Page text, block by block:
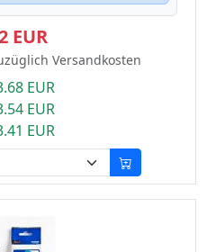
EUR
Versandkosten
EUR
EUR
EUR